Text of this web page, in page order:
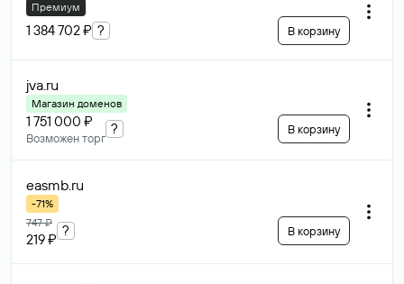
Премиум
1 384 702 ₽ ? В корзину
jva.ru
Магазин доменов
1 751 000 ₽
Возможен торг
? В корзину
easmb.ru
-71%
747 ₽
219 ₽
? В корзину